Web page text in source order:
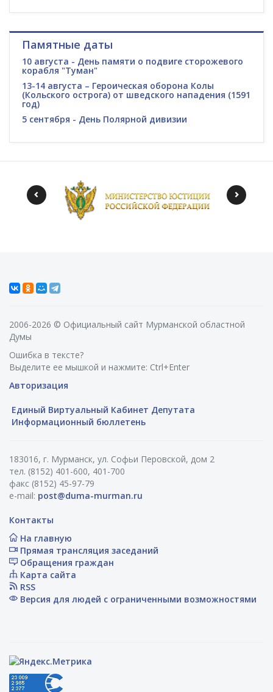
Памятные даты
10 августа - День памяти о подвиге сторожевого
корабля "Туман"
13-14 августа – Героическая оборона Колы
(Кольского острога) от шведского нападения (1591
год)
5 сентября - День Полярной дивизии
2006-2026 © Официальный сайт Мурманской областной
Думы
Ошибка в тексте?
Выделите ее мышкой и нажмите: Ctrl+Enter
Авторизация
Единый Виртуальный Кабинет Депутата
Информационный бюллетень
183016, г. Мурманск, ул. Софьи Перовской, дом 2
тел. (8152) 401-600, 401-700
факс (8152) 45-97-79
e-mail: post@duma-murman.ru
Контакты
На главную
Прямая трансляция заседаний
Обращения граждан
Карта сайта
RSS
Версия для людей с ограниченными возможностями